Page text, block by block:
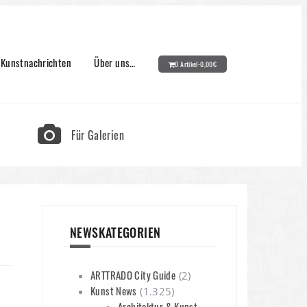
Kunstnachrichten Über uns… 0 Artikel-0,00€
Für Galerien
NEWSKATEGORIEN
ARTTRADO City Guide (2)
Kunst News (1.325)